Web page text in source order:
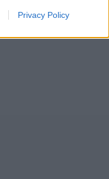
Privacy Policy